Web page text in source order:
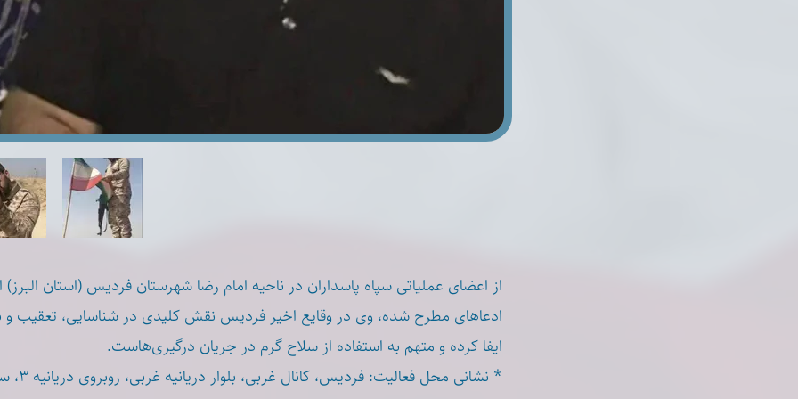
از اعضای عملیاتی سپاه پاسداران در ناحیه امام رضا شهرستان فردیس (استان
ادعاهای مطرح شده، وی در وقایع اخیر فردیس نقش کلیدی در شناسایی، تعقیب و
ایفا کرده و متهم به استفاده از سلاح گرم در جریان درگیری‌هاست.
* نشانی محل فعالیت: فردیس، کانال غربی، بلوار دریانیه غربی، روبروی دریانیه ۳، ساختمان ایرانی ایران.